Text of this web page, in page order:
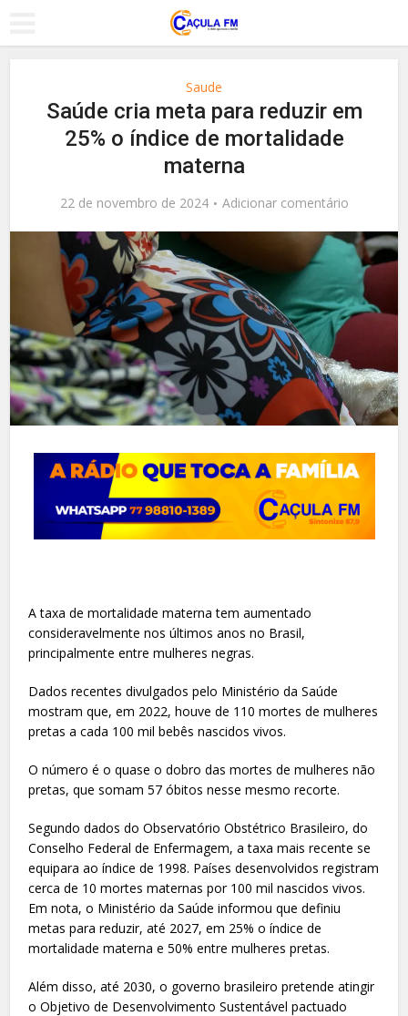
Saude
Saúde cria meta para reduzir em
25% o índice de mortalidade
materna
22 de novembro de 2024 Adicionar comentário
A taxa de mortalidade materna tem aumentado
consideravelmente nos últimos anos no Brasil,
principalmente entre mulheres negras.
Dados recentes divulgados pelo Ministério da Saúde
mostram que, em 2022, houve de 110 mortes de mulheres
pretas a cada 100 mil bebês nascidos vivos.
O número é o quase o dobro das mortes de mulheres não
pretas, que somam 57 óbitos nesse mesmo recorte.
Segundo dados do Observatório Obstétrico Brasileiro, do
Conselho Federal de Enfermagem, a taxa mais recente se
equipara ao índice de 1998. Países desenvolvidos registram
cerca de 10 mortes maternas por 100 mil nascidos vivos.
Em nota, o Ministério da Saúde informou que definiu
metas para reduzir, até 2027, em 25% o índice de
mortalidade materna e 50% entre mulheres pretas.
Além disso, até 2030, o governo brasileiro pretende atingir
o Objetivo de Desenvolvimento Sustentável pactuado